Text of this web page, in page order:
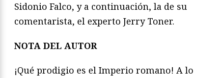
Sidonio Falco, y a continuación, la de su
comentarista, el experto Jerry Toner.
NOTA DEL AUTOR
¡Qué prodigio es el Imperio romano! A lo